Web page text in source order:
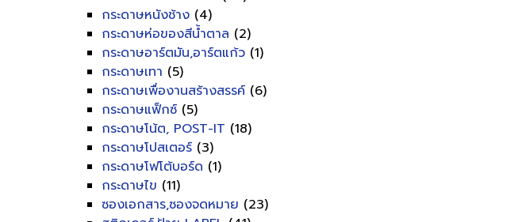
กระดาษหนังช้าง (4)
กระดาษห่อของสีน้ำตาล (2)
กระดาษอาร์ตมัน,อาร์ตแก้ว (1)
กระดาษเทา (5)
กระดาษเพื่องานสร้างสรรค์ (6)
กระดาษแฟ็กซ์ (5)
กระดาษโน้ต, POST-IT (18)
กระดาษโปสเตอร์ (3)
กระดาษโฟโต้บอร์ด (1)
กระดาษไข (11)
ซองเอกสาร,ซองจดหมาย (23)